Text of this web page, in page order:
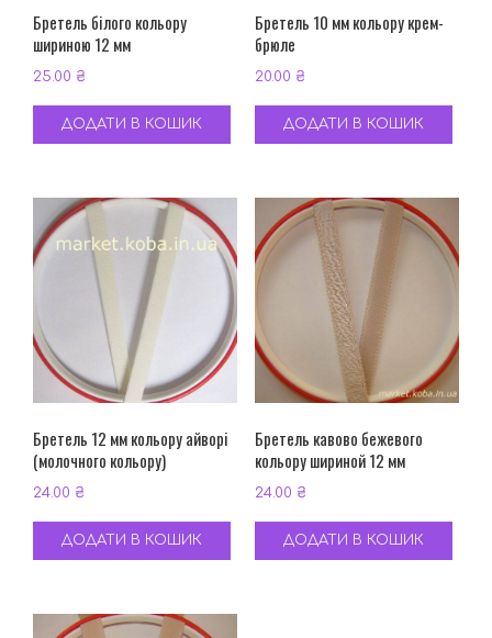
Бретель білого кольору
шириною 12 мм
25.00 ₴
ДОДАТИ В КОШИК
Бретель 10 мм кольору крем-
брюле
20.00 ₴
ДОДАТИ В КОШИК
Бретель 12 мм кольору айворі
(молочного кольору)
24.00 ₴
ДОДАТИ В КОШИК
Бретель кавово бежевого
кольору шириной 12 мм
24.00 ₴
ДОДАТИ В КОШИК